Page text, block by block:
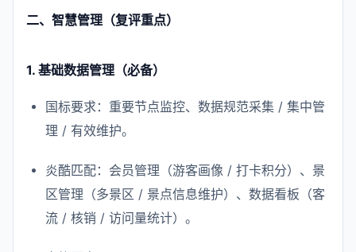
二、智慧管理（复评重点）
1. 基础数据管理（必备）
国标要求：重要节点监控、数据规范采集 / 集中管
理 / 有效维护。
炎酷匹配：会员管理（游客画像 / 打卡积分）、景
区管理（多景区 / 景点信息维护）、数据看板（客
流 / 核销 / 访问量统计）。